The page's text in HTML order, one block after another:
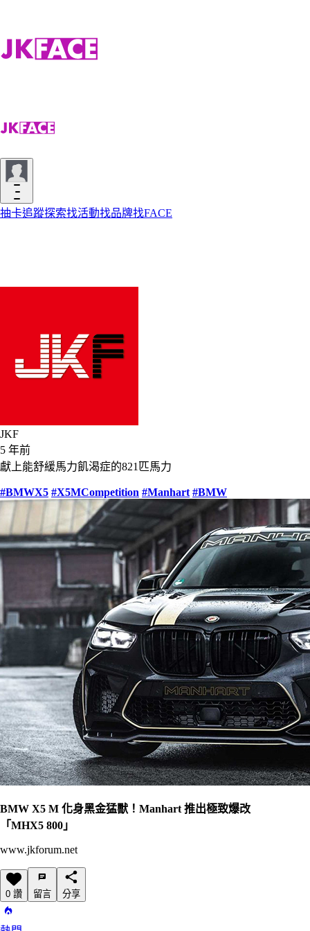
抽卡追蹤探索找活動找品牌找FACE
JKF
5 年前
獻上能舒緩馬力飢渴症的821匹馬力
#BMWX5 #X5MCompetition #Manhart #BMW
BMW X5 M 化身黑金猛獸！Manhart 推出極致爆改
「MHX5 800」
www.jkforum.net
0 讚 留言 分享